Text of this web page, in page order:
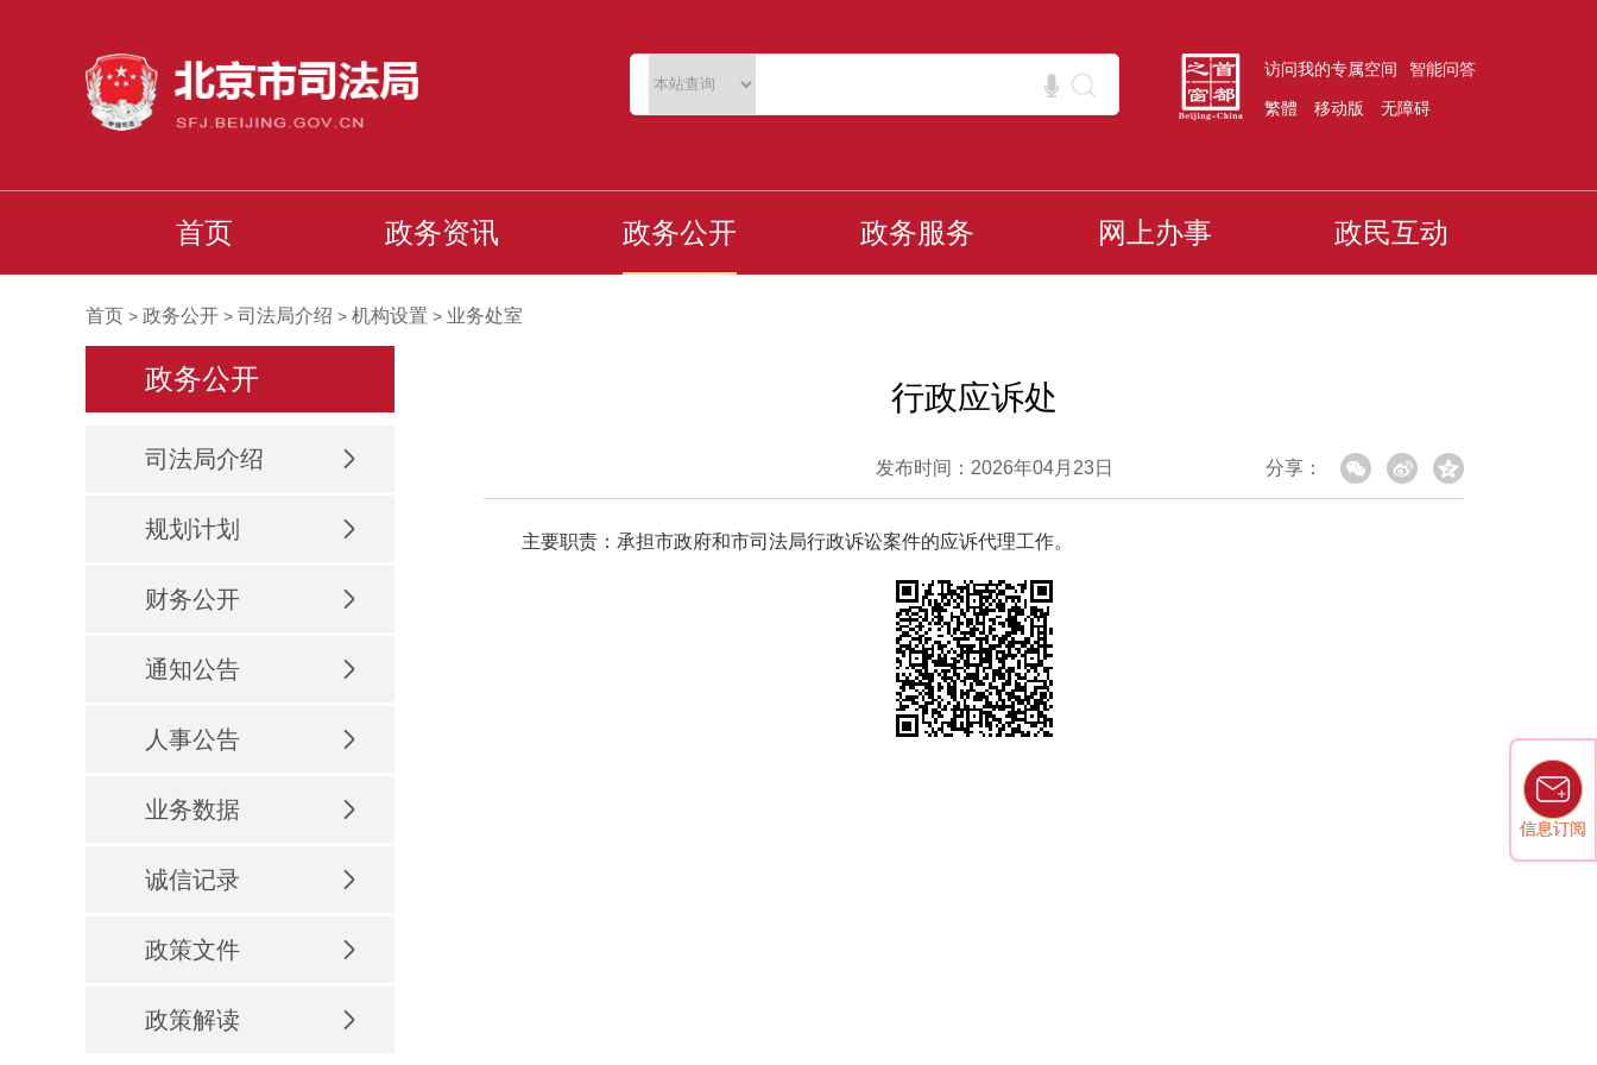
访问我的专属空间 智能问答
繁體 移动版 无障碍
首页 政务资讯 政务公开 政务服务 网上办事 政民互动
信息订阅
信息订阅
首页 > 政务公开 > 司法局介绍 > 机构设置 > 业务处室
政务公开
司法局介绍
规划计划
财务公开
通知公告
人事公告
业务数据
诚信记录
政策文件
政策解读
行政应诉处
发布时间：2026年04月23日 分享：
主要职责：承担市政府和市司法局行政诉讼案件的应诉代理工作。